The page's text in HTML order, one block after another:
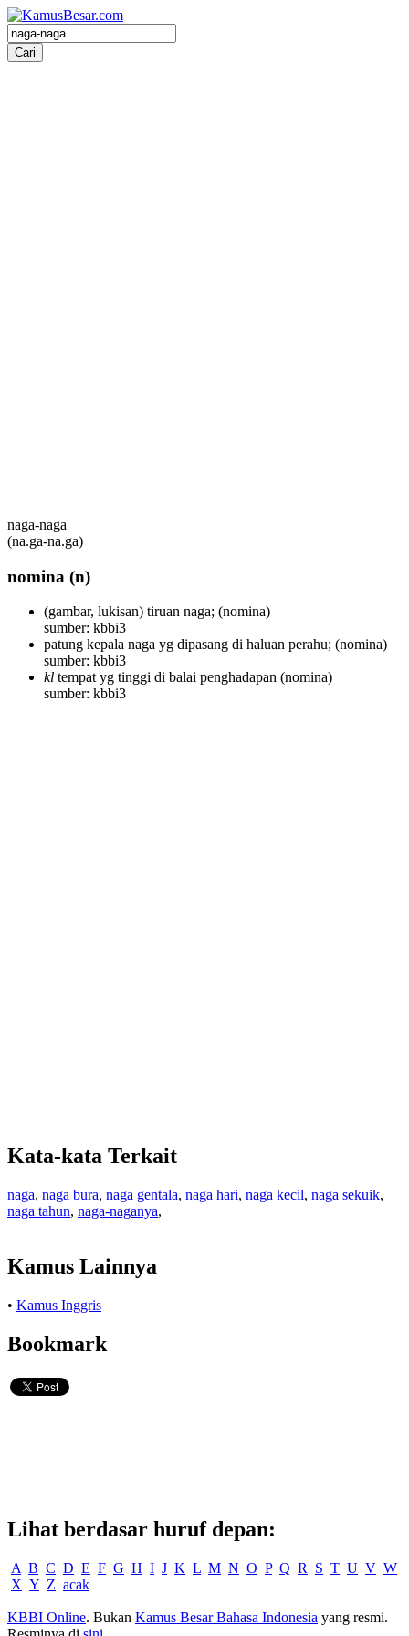
naga-naga
(na.ga-na.ga)
nomina (n)
(gambar, lukisan) tiruan naga; (nomina)
sumber: kbbi3
patung kepala naga yg dipasang di haluan perahu; (nomina)
sumber: kbbi3
kl tempat yg tinggi di balai penghadapan (nomina)
sumber: kbbi3
Kata-kata Terkait
naga, naga bura, naga gentala, naga hari, naga kecil, naga sekuik,
naga tahun, naga-naganya,
Kamus Lainnya
• Kamus Inggris
Bookmark
Lihat berdasar huruf depan:
A B C D E F G H I J K L M N O P Q R S T U V W
X Y Z acak
KBBI Online. Bukan Kamus Besar Bahasa Indonesia yang resmi.